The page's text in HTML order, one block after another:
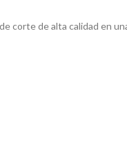
corte de alta calidad en